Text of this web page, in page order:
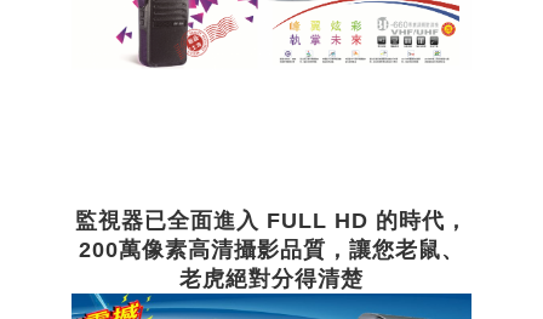
監視器已全面進入 FULL HD 的時代，
200萬像素高清攝影品質，讓您老鼠、
老虎絕對分得清楚